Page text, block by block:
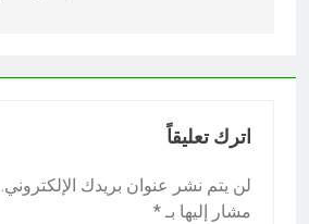
اترك تعليقاً
لن يتم نشر عنوان بريدك الإلكتروني.
مشار إليها بـ *